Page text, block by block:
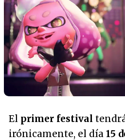
El primer festival
irónicamente, el día 15